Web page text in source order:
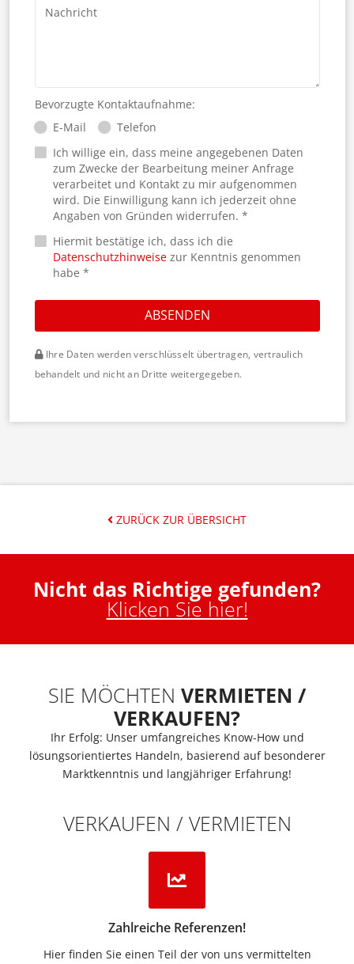
Nachricht
Bevorzugte Kontaktaufnahme:
E-Mail
Telefon
Ich willige ein, dass meine angegebenen Daten
zum Zwecke der Bearbeitung meiner Anfrage
verarbeitet und Kontakt zu mir aufgenommen
wird. Die Einwilligung kann ich jederzeit ohne
Angaben von Gründen widerrufen. *
Hiermit bestätige ich, dass ich die
Datenschutzhinweisezur Kenntnis genommen
habe *
ABSENDEN
Ihre Daten werden verschlüsselt übertragen, vertraulich
behandelt und nicht an Dritte weitergegeben.
ZURÜCK ZUR ÜBERSICHT
Nicht das Richtige gefunden?
Klicken Sie hier!
SIE MÖCHTEN VERMIETEN /
VERKAUFEN?
Ihr Erfolg: Unser umfangreiches Know-How und
lösungsorientiertes Handeln, basierend auf besonderer
Marktkenntnis und langjähriger Erfahrung!
VERKAUFEN / VERMIETEN
Zahlreiche Referenzen!
Hier finden Sie einen Teil der von uns vermittelten